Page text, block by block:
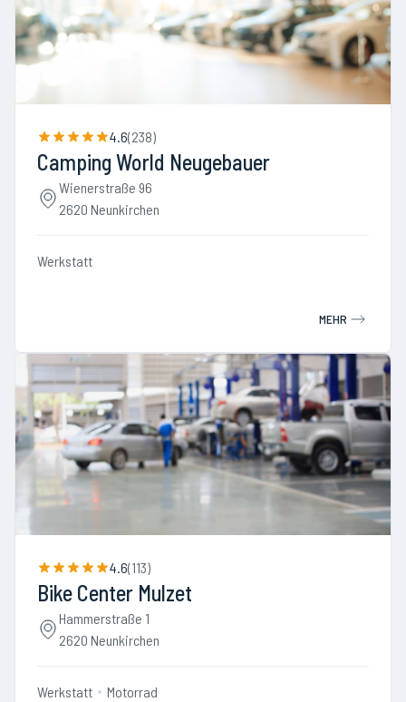
4.6(238)
Camping World Neugebauer
Wienerstraße 96
2620 Neunkirchen
Werkstatt
MEHR
4.6(113)
Bike Center Mulzet
Hammerstraße 1
2620 Neunkirchen
Werkstatt Motorrad